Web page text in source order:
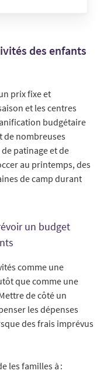
des enfants
prix fixe et
et les centres
budgétaire
de nombreuses
patinage et de
au printemps, des
de camp durant
un budget
comme une
que comme une
de côté un
les dépenses
des frais imprévus
les familles à :